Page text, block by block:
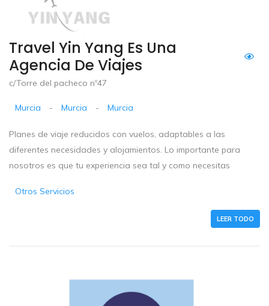
Travel Yin Yang Es Una
Agencia De Viajes
c/Torre del pacheco nº47
Murcia - Murcia - Murcia
Planes de viaje reducidos con vuelos, adaptables a las
diferentes necesidades y alojamientos. Lo importante para
nosotros es que tu experiencia sea tal y como necesitas
Otros Servicios
LEER TODO